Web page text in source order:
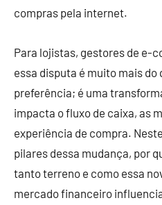
compras pela internet.
Para lojistas, gestores de e-
essa disputa é muito mais do
preferência; é uma
impacta o fluxo de caixa, as
experiência de compra.
pilares dessa mudança, por
tanto terreno e como essa
mercado financeiro